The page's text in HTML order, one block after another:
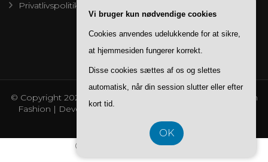
Privatlivspolitik
© Copyright 2026
Blossom
Fashion | Developed By
Privatlivspolitik
CVR-Nummer 3740 7739
Vi bruger kun nødvendige cookies
Cookies anvendes udelukkende for at sikre,
at hjemmesiden fungerer korrekt.
Disse cookies sættes af os og slettes
automatisk, når din session slutter eller efter
kort tid.
OK